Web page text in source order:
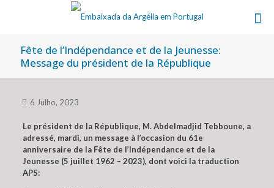
Fête de l’Indépendance et de la Jeunesse:
Message du président de la République
6 Julho, 2023
Le président de la République, M. Abdelmadjid Tebboune, a
adressé, mardi, un message à l’occasion du 61e
anniversaire de la Fête de l’Indépendance et de la
Jeunesse (5 juillet 1962 – 2023), dont voici la traduction
APS: